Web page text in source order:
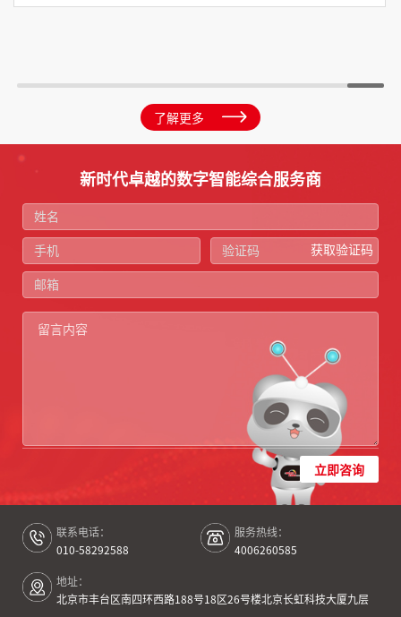
了解更多
新时代卓越的数字智能综合服务商
获取验证码
立即咨询
联系电话：
010-58292588
服务热线：
4006260585
地址：
北京市丰台区南四环西路188号18区26号楼北京长虹科技大厦九层